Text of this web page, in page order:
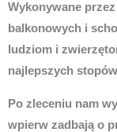
Wykonywane
balkonowych i
ludziom i
najlepszych
Po zleceniu nam
wpierw zadbają o